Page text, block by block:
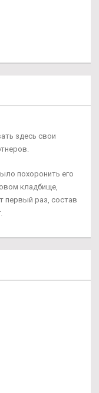
здесь свои
похоронить его
кладбище,
первый раз, состав